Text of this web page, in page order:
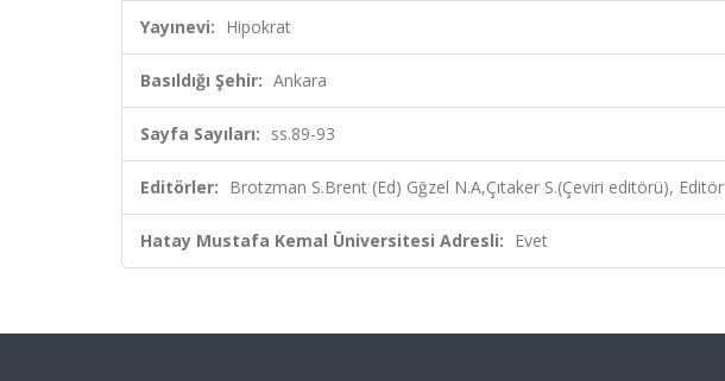
Yayınevi: Hipokrat
Basıldığı Şehir: Ankara
Sayfa Sayıları: ss.89-93
Editörler: Brotzman S.Brent (Ed) Gğzel N.A,Çıtaker S.(Çeviri editörü), Editör
Hatay Mustafa Kemal Üniversitesi Adresli: Evet